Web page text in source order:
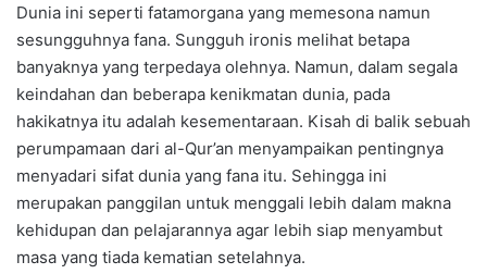
Dunia ini seperti fatamorgana yang memesona namun
sesungguhnya fana. Sungguh ironis melihat betapa
banyaknya yang terpedaya olehnya. Namun, dalam segala
keindahan dan beberapa kenikmatan dunia, pada
hakikatnya itu adalah kesementaraan. Kisah di balik sebuah
perumpamaan dari al-Qur’an menyampaikan pentingnya
menyadari sifat dunia yang fana itu. Sehingga ini
merupakan panggilan untuk menggali lebih dalam makna
kehidupan dan pelajarannya agar lebih siap menyambut
masa yang tiada kematian setelahnya.